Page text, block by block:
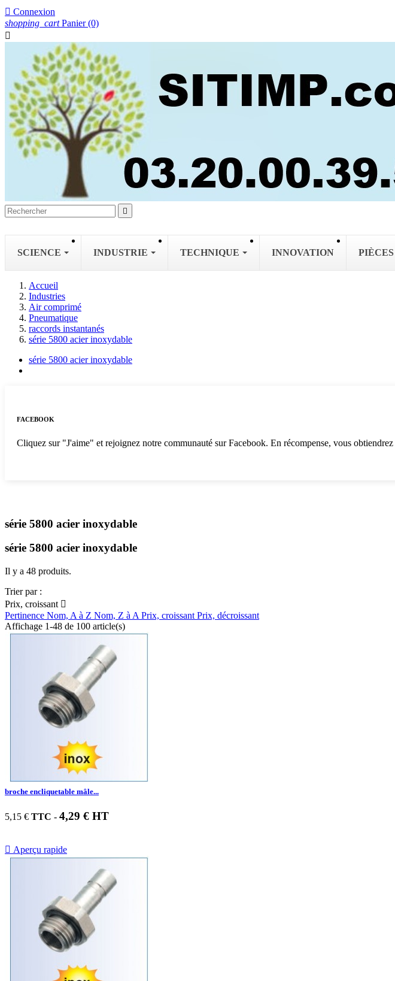
 Connexion
shopping_cart Panier (0)


SCIENCE INDUSTRIE TECHNIQUE INNOVATION
Accueil
Industries
Air comprimé
Pneumatique
raccords instantanés
série 5800 acier inoxydable
série 5800 acier inoxydable
FACEBOOK
Cliquez sur "J'aime" et rejoignez notre communauté sur Facebook. En récompense, vous
série 5800 acier inoxydable
série 5800 acier inoxydable
Il y a 48 produits.
Trier par :
Prix, croissant 
Pertinence Nom, A à Z Nom, Z à A Prix, croissant Prix, décroissant
Affichage 1-48 de 100 article(s)
broche encliquetable mâle...
5,15 € TTC - 4,29 € HT
 Aperçu rapide